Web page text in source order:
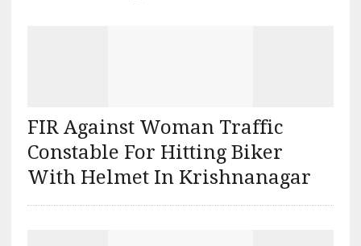
FIR Against Woman Traffic
Constable For Hitting Biker
With Helmet In Krishnanagar